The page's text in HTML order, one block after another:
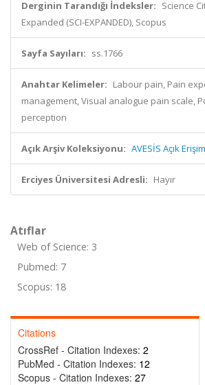
Derginin Tarandığı İndeksler: Science
Expanded (SCI-EXPANDED), Scopus
Sayfa Sayıları: ss.1766
Anahtar Kelimeler: Labour pain, Pain
management, Visual analogue pain scale,
perception
Açık Arşiv Koleksiyonu: AVESİS Açık
Erciyes Üniversitesi Adresli: Hayır
Atıflar
Web of Science: 3
Pubmed: 7
Scopus: 18
Citations
CrossRef - Citation Indexes: 2
PubMed - Citation Indexes: 12
Scopus - Citation Indexes: 27